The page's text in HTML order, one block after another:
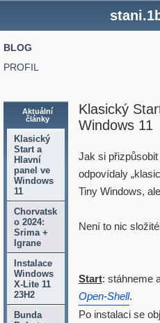
BLOG
PROFIL
Aktuální
články
Klasický
Start a
Hlavní
panel ve
Windows
11
Chorvatsk
o 2024:
Srima +
Igrane
Instalace
Windows
X-Lite 11
23H2
Bunda
Klasický
Windows 11
Jak si
odpovídaly
Tiny Windows,
Není to nic
Start: stáhneme
Open-Shell.
Po instalaci se